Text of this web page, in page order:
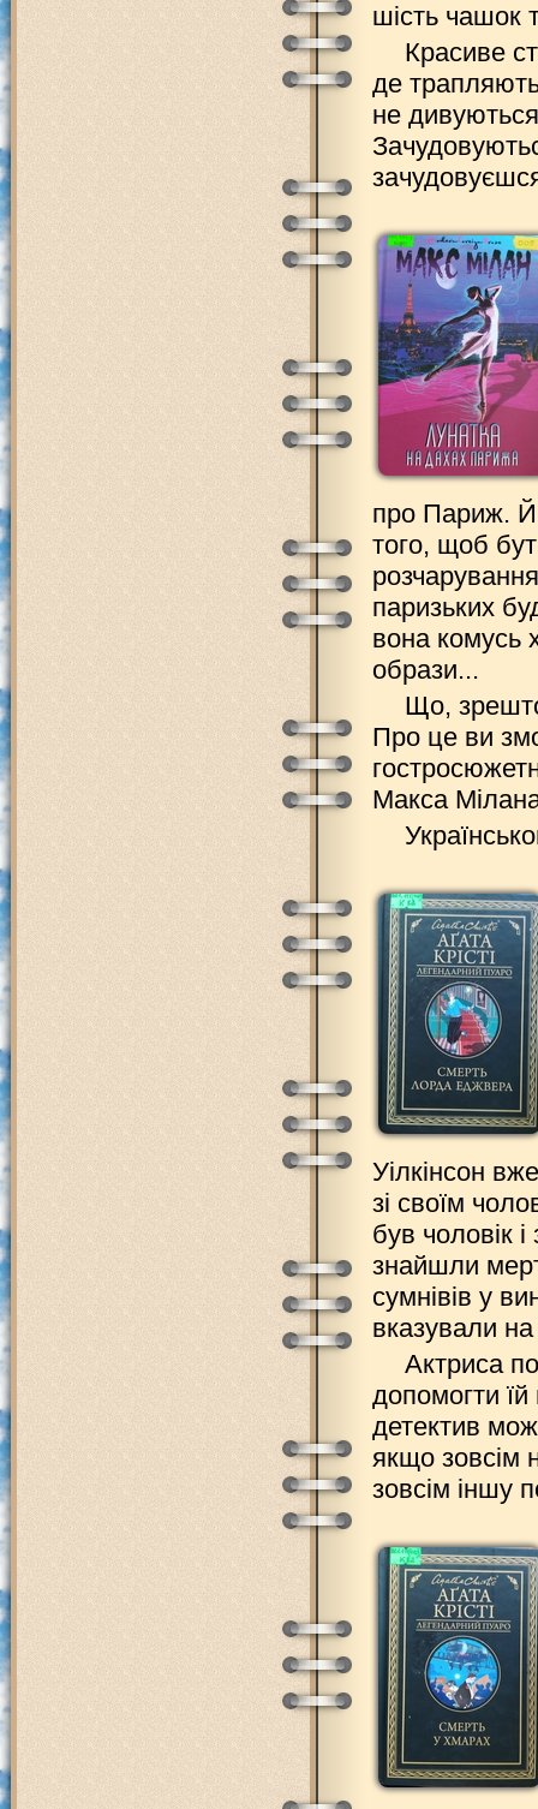
шість чашок
Красиве
де
не
про Париж. Й
того, щоб
паризьких
вона комусь
образи...
Що,
Про це ви
Макса
Уілкінсон
зі своїм
був чоловік
знайшли
сумнівів у
вказували на
Актриса
допомогти
детектив
якщо зовсім
зовсім іншу